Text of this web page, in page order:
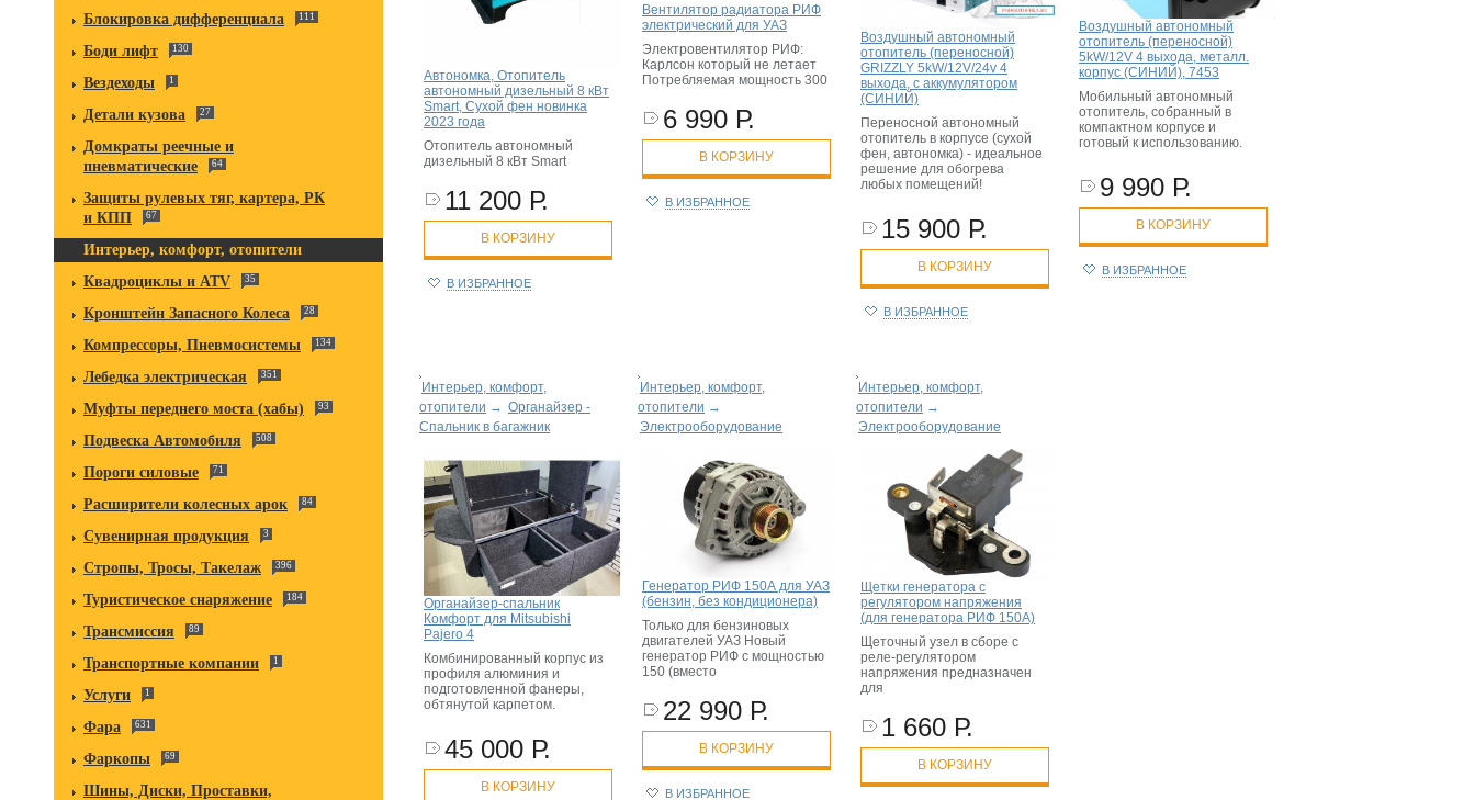
Блокировка дифференциала 111
Боди лифт 130
Вездеходы 1
Детали кузова 27
Домкраты реечные и
пневматические
64
Защиты рулевых тяг, картера, РК
и КПП
67
Интерьер, комфорт, отопители
Квадроциклы и ATV
35
Кронштейн Запасного Колеса 28
Компрессоры, Пневмосистемы 134
Лебедка электрическая 351
Муфты переднего моста (хабы) 93
Подвеска Автомобиля 508
Пороги силовые 71
Расширители колесных арок 84
Сувенирная продукция 3
Стропы, Тросы, Такелаж 396
Туристическое снаряжение 184
Трансмиссия 89
Транспортные компании 1
Услуги 1
Фара 631
Фаркопы 69
Шины, Диски, Проставки,
Автономка, Отопитель
автономный дизельный 8 кВт
Smart, Сухой фен новинка
2023 года
Отопитель автономный
дизельный 8 кВт Smart
11 200 Р.
В КОРЗИНУ
В ИЗБРАННОЕ
Вентилятор радиатора РИФ
электрический для УАЗ
Электровентилятор РИФ:
Карлсон который не летает
Потребляемая мощность 300
6 990 Р.
В КОРЗИНУ
В ИЗБРАННОЕ
Воздушный автономный
отопитель (переносной)
GRIZZLY 5kW/12V/24v 4
выхода, с аккумулятором
(СИНИЙ)
Переносной автономный
отопитель в корпусе (сухой
фен, автономка) - идеальное
решение для обогрева
любых помещений!
15 900 Р.
В КОРЗИНУ
В ИЗБРАННОЕ
Воздушный автономный
отопитель (переносной)
5kW/12V 4 выхода, металл.
корпус (СИНИЙ), 7453
Мобильный автономный
отопитель, собранный в
компактном корпусе и
готовый к использованию.
9 990 Р.
В КОРЗИНУ
В ИЗБРАННОЕ
Интерьер, комфорт,
отопители → Органайзер -
Cпальник в багажник
Органайзер-спальник
Комфорт для Mitsubishi
Pajero 4
Комбинированный корпус из
профиля алюминия и
подготовленной фанеры,
обтянутой карпетом.
45 000 Р.
В КОРЗИНУ
Интерьер, комфорт,
отопители →
Электрооборудование
Генератор РИФ 150А для УАЗ
(бензин, без кондиционера)
Только для бензиновых
двигателей УАЗ Новый
генератор РИФ с мощностью
150 (вместо
22 990 Р.
В КОРЗИНУ
В ИЗБРАННОЕ
Интерьер, комфорт,
отопители →
Электрооборудование
Щетки генератора с
регулятором напряжения
(для генератора РИФ 150А)
Щеточный узел в сборе с
реле-регулятором
напряжения предназначен
для
1 660 Р.
В КОРЗИНУ